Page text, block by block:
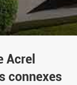
Acrel
connexes